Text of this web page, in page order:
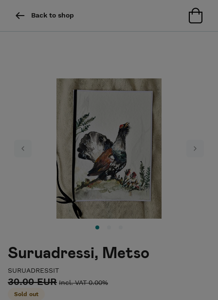
Back to shop
Previous Next
Suruadressi, Metso
SURUADRESSIT
30.00 EUR Incl. VAT 0.00%
Sold out